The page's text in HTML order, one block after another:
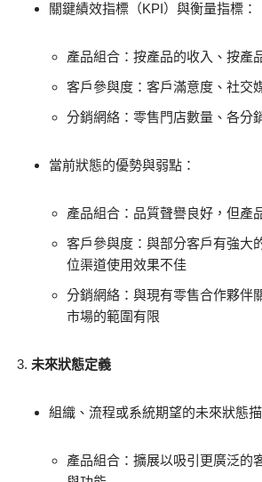
關鍵績效指標（KPI）與衡量指標：
產品組合：按產品的收入、按產
客戶參與度：客戶滿意度、社交
分銷網絡：零售門店數量、各分
當前狀態的優勢與弱點：
產品組合：品質聲譽良好，但產
客戶參與度：與部分客戶有強大
位渠道使用效果不佳
分銷網絡：與現有零售合作夥伴
市場的範圍有限
未來狀態定義
組織、流程或系統期望的未來狀態描
產品組合：擴展以吸引更廣泛的